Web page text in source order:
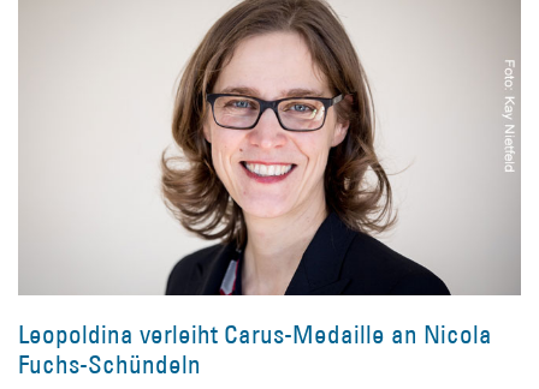
Leopoldina verleiht Carus-Medaille an Nicola
Fuchs-Schündeln